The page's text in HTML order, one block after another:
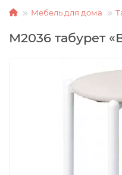
Мебель для дома
М2036 табурет